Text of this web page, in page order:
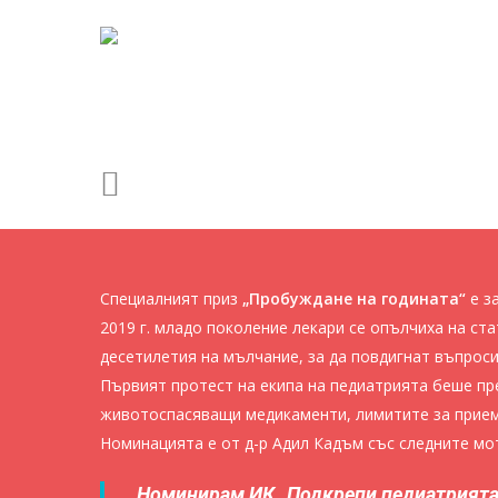
Натиснете Enter, за да търсите, или ESC, за да
Специалният приз „Пробуждане на годината“ е за
2019 г. младо поколение лекари се опълчиха на
десетилетия на мълчание, за да повдигнат
Първият протест на екипа на педиатрията беше
животоспасяващи медикаменти, лимитите за
Номинацията е от д-р Адил Кадъм със следните